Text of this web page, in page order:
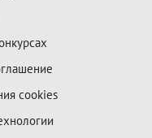
cookies